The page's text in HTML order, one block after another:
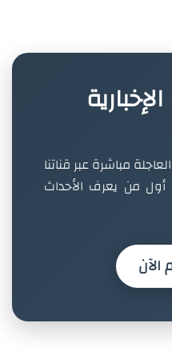
مباشرة عبر قناتنا
أول من يعرف الأحداث
الآن